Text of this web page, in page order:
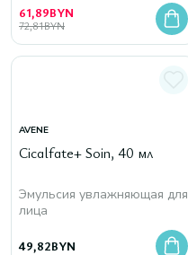
61,89BYN
72,81BYN
AVENE
Cicalfate+ Soin, 40 мл
Эмульсия увлажняющая для
лица
49,82BYN